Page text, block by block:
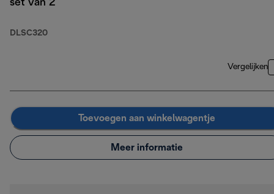
set van 2
DLSC320
Vergelijken
Toevoegen aan winkelwagentje
Meer informatie